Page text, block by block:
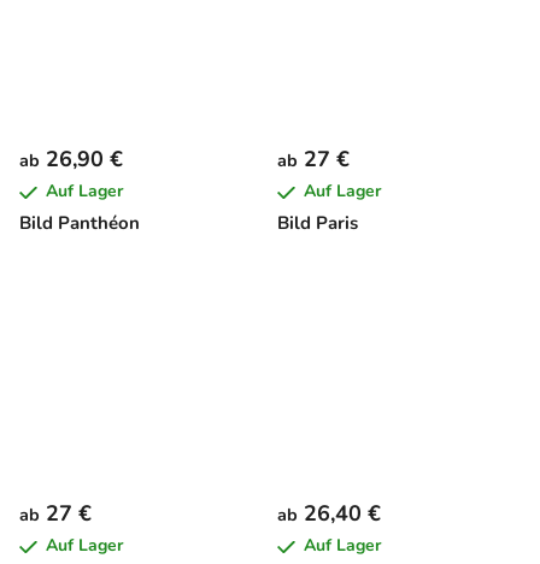
Bild Panthéon
ab 26,90 €
Auf Lager
Bild Paris
ab 27 €
Auf Lager
ab 27 €
Auf Lager
ab 26,40 €
Auf Lager